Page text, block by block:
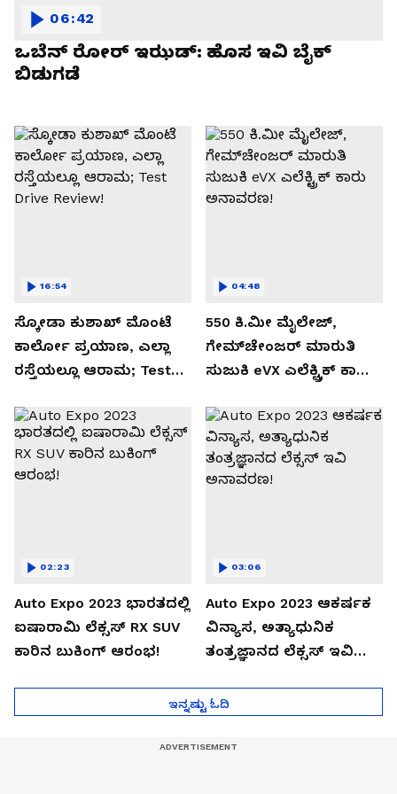
ಒಬೆನ್ ರೋರ್ ಇಝಡ್: ಹೊಸ ಇವಿ ಬೈಕ್
ಬಿಡುಗಡೆ
06:42
ಸ್ಕೋಡಾ ಕುಶಾಖ್ ಮೊಂಟೆ
ಕಾರ್ಲೋ ಪ್ರಯಾಣ, ಎಲ್ಲಾ
ರಸ್ತೆಯಲ್ಲೂ ಆರಾಮ; Test
16:54
550 ಕಿ.ಮೀ ಮೈಲೇಜ್,
ಗೇಮ್‌ಚೇಂಜರ್ ಮಾರುತಿ
ಸುಜುಕಿ eVX ಎಲೆಕ್ಟ್ರಿಕ್ ಕಾರು
04:48
Auto Expo 2023 ಭಾರತದಲ್ಲಿ
ಐಷಾರಾಮಿ ಲೆಕ್ಸಸ್ RX SUV
ಕಾರಿನ ಬುಕಿಂಗ್ ಆರಂಭ!
02:23
Auto Expo 2023 ಆಕರ್ಷಕ
ವಿನ್ಯಾಸ, ಅತ್ಯಾಧುನಿಕ
ತಂತ್ರಜ್ಞಾನದ ಲೆಕ್ಸಸ್ ಇವಿ
03:06
ಇನ್ನಷ್ಟು ಓದಿ